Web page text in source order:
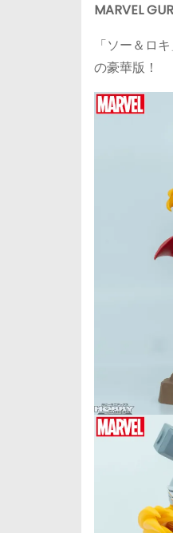
MARVEL
「ソー＆ロ
の豪華版！